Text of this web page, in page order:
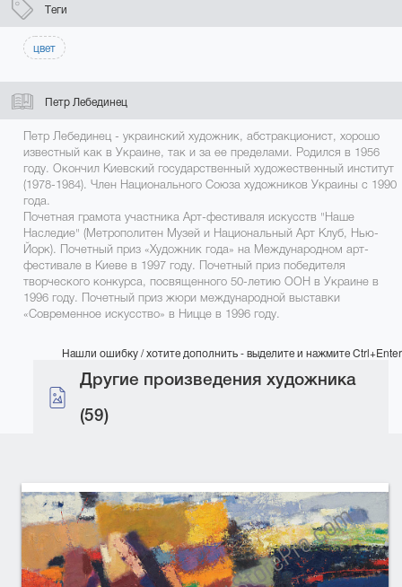
Теги
цвет
Петр Лебединец
Петр Лебединец - украинский художник, абстракционист, хорошо
известный как в Украине, так и за ее пределами. Родился в 1956
году. Окончил Киевский государственный художественный институт
(1978-1984). Член Национального Союза художников Украины с 1990
года.
Почетная грамота участника Арт-фестиваля искусств "Наше
Наследие" (Метрополитен Музей и Национальный Арт Клуб, Нью-
Йорк). Почетный приз «Художник года» на Международном арт-
фестивале в Киеве в 1997 году. Почетный приз победителя
творческого конкурса, посвященного 50-летию ООН в Украине в
1996 году. Почетный приз жюри международной выставки
«Современное искусство» в Ницце в 1996 году.
Нашли ошибку / хотите дополнить - выделите и нажмите Ctrl+Enter
Другие произведения художника
(59)